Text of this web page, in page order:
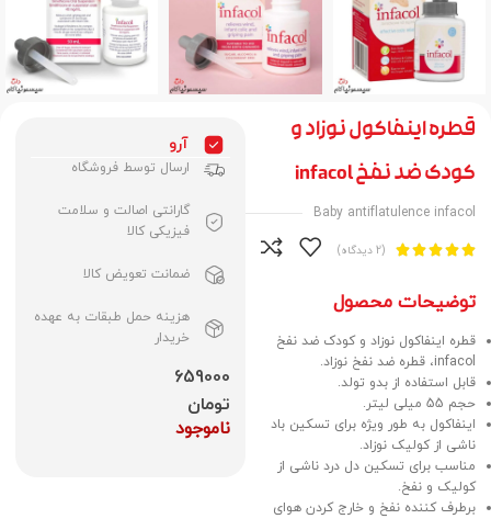
قطره اینفاکول نوزاد و
کودک ضد نفخ infacol
Baby antiflatulence infacol




 (2 دیدگاه)
توضیحات محصول
قطره اینفاکول نوزاد و کودک ضد نفخ
infacol، قطره ضد نفخ نوزاد.
قابل استفاده از بدو تولد.
حجم 55 میلی لیتر.
اینفاکول به طور ویژه برای تسکین باد
ناشی از کولیک نوزاد.
مناسب برای تسکین دل درد ناشی از
کولیک و نفخ.
برطرف کننده نفخ و خارج کردن هوای
آرو
ارسال توسط فروشگاه
گارانتی اصالت و سلامت
فیزیکی کالا
ضمانت تعویض کالا
هزینه حمل طبقات به عهده
خریدار
659000
تومان
ناموجود